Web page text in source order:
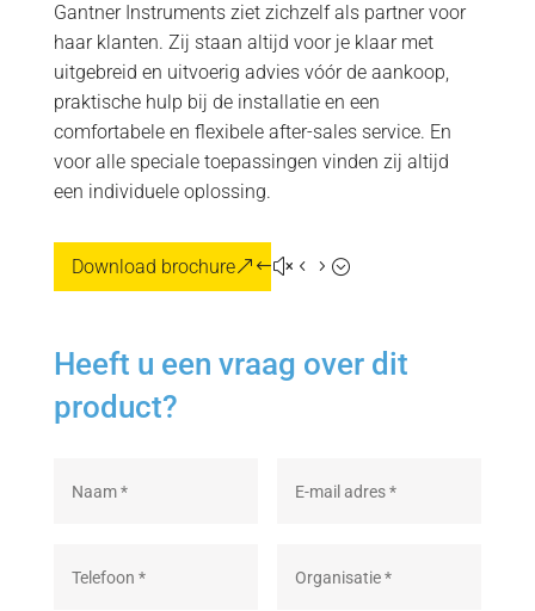
Gantner Instruments ziet zichzelf als partner voor
haar klanten. Zij staan altijd voor je klaar met
uitgebreid en uitvoerig advies vóór de aankoop,
praktische hulp bij de installatie en een
comfortabele en flexibele after-sales service. En
voor alle speciale toepassingen vinden zij altijd
een individuele oplossing.
Download brochure
Heeft u een vraag over dit
product?